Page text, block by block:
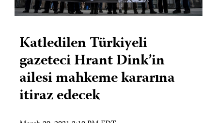
Katledilen Türkiyeli
gazeteci Hrant Dink’in
ailesi mahkeme kararına
itiraz edecek